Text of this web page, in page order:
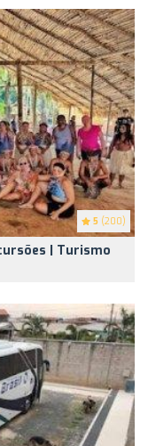
5 (200)
| Turismo